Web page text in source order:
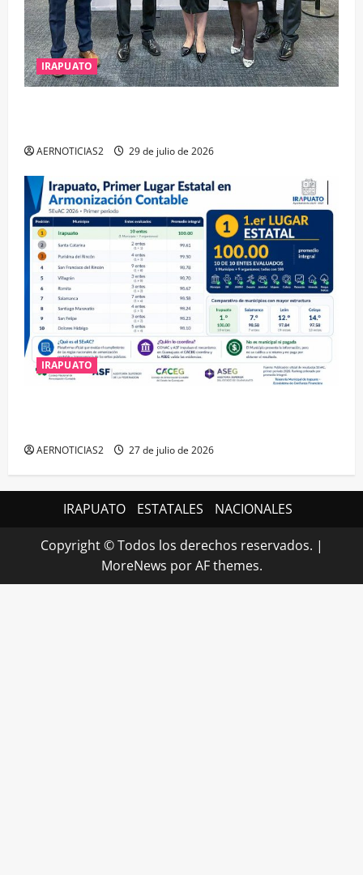
IRAPUATO
AERNOTICIAS2 29 de julio de 2026
IRAPUATO
AERNOTICIAS2 27 de julio de 2026
IRAPUATO ESTATALES NACIONALES
Copyright © Todos los derechos reservados. |
MoreNews por AF themes.